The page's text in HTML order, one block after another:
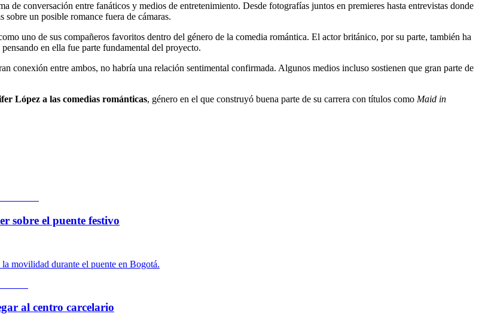
de conversación entre fanáticos y medios de entretenimiento. Desde fotografías juntos en premieres hasta entrevistas donde
sobre un posible romance fuera de cámaras.
uno de sus compañeros favoritos dentro del género de la comedia romántica. El actor británico, por su parte, también ha
en ella fue parte fundamental del proyecto.
conexión entre ambos, no habría una relación sentimental confirmada. Algunos medios incluso sostienen que gran parte de
López a las comedias románticas, género en el que construyó buena parte de su carrera con títulos como Maid in
sobre el puente festivo
movilidad durante el puente en Bogotá.
al centro carcelario